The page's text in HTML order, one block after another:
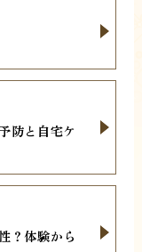
防と自宅ケ
？体験から